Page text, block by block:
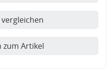
zum Artikel